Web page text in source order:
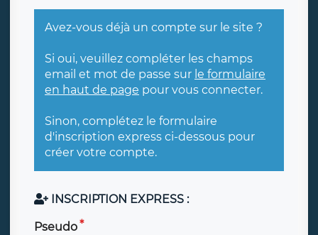
Avez-vous déjà un compte sur le site ?
Si oui, veuillez compléter les champs
email et mot de passe sur le formulaire
en haut de page pour vous connecter.
Sinon, complétez le formulaire
d'inscription express ci-dessous pour
créer votre compte.
INSCRIPTION EXPRESS :
Pseudo